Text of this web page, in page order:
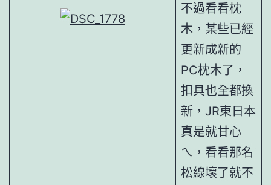
不過看看枕
木，某些已經
更新成新的
PC枕木了，
扣具也全都換
新，JR東日本
真是就甘心
ㄟ，看看那名
松線壞了就不